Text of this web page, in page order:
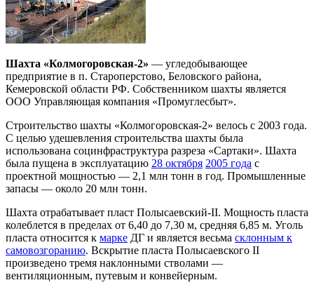
Шахта «Колмогоровская-2» — угледобывающее
предприятие в п. Староперстово, Беловского района,
Кемеровской области РФ. Собственником шахты является
ООО Управляющая компания «Промуглесбыт».
Строительство шахты «Колмогоровская-2» велось с 2003 года.
С целью удешевления строительства шахты была
использована социнфраструктура разреза «Сартаки». Шахта
была пущена в эксплуатацию 28 октября 2005 года с
проектной мощностью — 2,1 млн тонн в год. Промышленные
запасы — около 20 млн тонн.
Шахта отрабатывает пласт Полысаевский-II. Мощность пласта
колеблется в пределах от 6,40 до 7,30 м, средняя 6,85 м. Уголь
пласта относится к марке ДГ и является весьма склонным к
самовозгоранию. Вскрытие пласта Полысаевского II
произведено тремя наклонными стволами —
вентиляционным, путевым и конвейерным.